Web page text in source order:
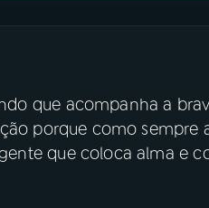
que acompanha a
porque como sempre
que coloca alma e